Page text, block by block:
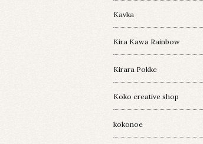
Kavka
Kira Kawa Rainbow
Kirara Pokke
Koko creative shop
kokonoe